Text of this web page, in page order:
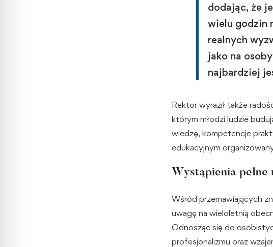
dodając, że
wielu godzin
realnych
jako na
najbardziej
Rektor wyraził także
którym młodzi ludzie
wiedzę, kompetencje
edukacyjnym
Wystąpienia
Wśród przemawiających
uwagę na wieloletnią
Odnosząc się do
profesjonalizmu oraz